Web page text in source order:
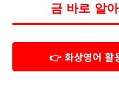
금 바로 알
👉 화상영어 활